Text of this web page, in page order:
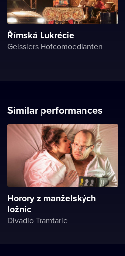
Římská Lukrécie
Geisslers Hofcomoedianten
Similar performances
Horory z manželských
ložnic
Divadlo Tramtarie